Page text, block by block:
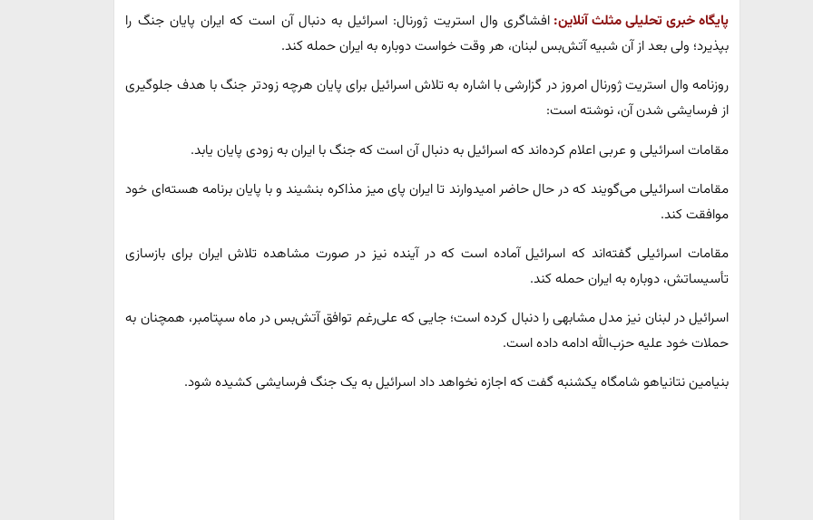
پایگاه خبری تحلیلی مثلث آنلاین: افشاگری وال استریت ژورنال: اسرائیل به دنبال آن است که ایران پایان جنگ را
بپذیرد؛ ولی بعد از آن شبیه‌ آتش‌بس لبنان، هر وقت خواست دوباره به ایران حمله کند.
روزنامه وال استریت ژورنال امروز در گزارشی با اشاره به تلاش اسرائیل برای پایان هرچه زودتر جنگ با هدف جلوگیری
از فرسایشی شدن آن، نوشته است:
مقامات اسرائیلی و عربی اعلام کرده‌اند که اسرائیل به دنبال آن است که جنگ با ایران به زودی پایان یابد.
مقامات اسرائیلی می‌گویند که در حال حاضر امیدوارند تا ایران پای میز مذاکره بنشیند و با پایان برنامه هسته‌ای خود
موافقت کند.
مقامات اسرائیلی گفته‌اند که اسرائیل آماده است که در آینده نیز در صورت مشاهده تلاش ایران برای بازسازی
تأسیساتش، دوباره به ایران حمله کند.
اسرائیل در لبنان نیز مدل مشابهی را دنبال کرده است؛ جایی که علی‌رغم توافق آتش‌بس در ماه سپتامبر، همچنان به
حملات خود علیه حزب‌الله ادامه داده است.
بنیامین نتانیاهو شامگاه یکشنبه گفت که اجازه نخواهد داد اسرائیل به یک جنگ فرسایشی کشیده شود.